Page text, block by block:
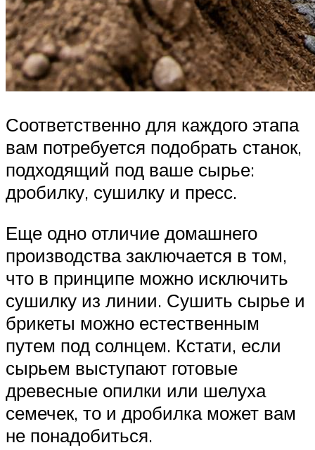
Соответственно для каждого этапа
вам потребуется подобрать станок,
подходящий под ваше сырье:
дробилку, сушилку и пресс.
Еще одно отличие домашнего
производства заключается в том,
что в принципе можно исключить
сушилку из линии. Сушить сырье и
брикеты можно естественным
путем под солнцем. Кстати, если
сырьем выступают готовые
древесные опилки или шелуха
семечек, то и дробилка может вам
не понадобиться.